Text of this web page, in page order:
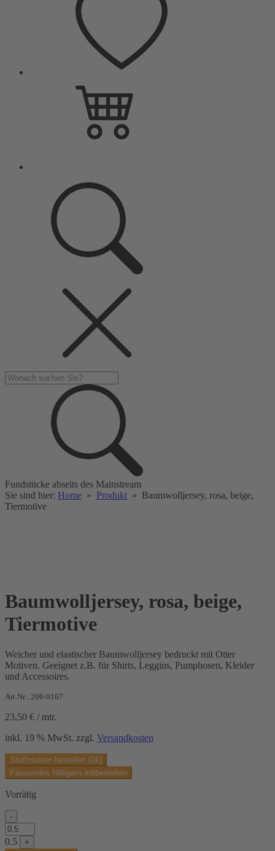
Fundstücke abseits des Mainstream
Sie sind hier: Home » Produkt » Baumwolljersey, rosa, beige,
Tiermotive
Baumwolljersey, rosa, beige,
Tiermotive
Weicher und elastischer Baumwolljersey bedruckt mit Otter
Motiven. Geeignet z.B. für Shirts, Leggins, Pumphosen, Kleider
und Accessoires.
Art.Nr.: 206-0167
23,50 € / mtr.
inkl. 19 % MwSt. zzgl. Versandkosten
Stoffmuster bestellen (2€)
Passendes Nähgarn mitbestellen
Vorrätig
-
Baumwolljersey,
rosa,
0.5
+